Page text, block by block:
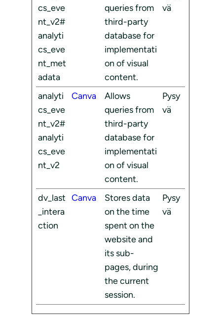
cs_eve
nt_v2#
analyti
cs_eve
nt_met
adata
queries from
third-party
database for
implementati
on of visual
content.
vä
analyti
cs_eve
nt_v2#
analyti
cs_eve
nt_v2
Canva
Allows
queries from
third-party
database for
implementati
on of visual
content.
Pysy
vä
dv_last
_intera
ction
Canva
Stores data
on the time
spent on the
website and
its sub-
pages, during
the current
session.
Pysy
vä